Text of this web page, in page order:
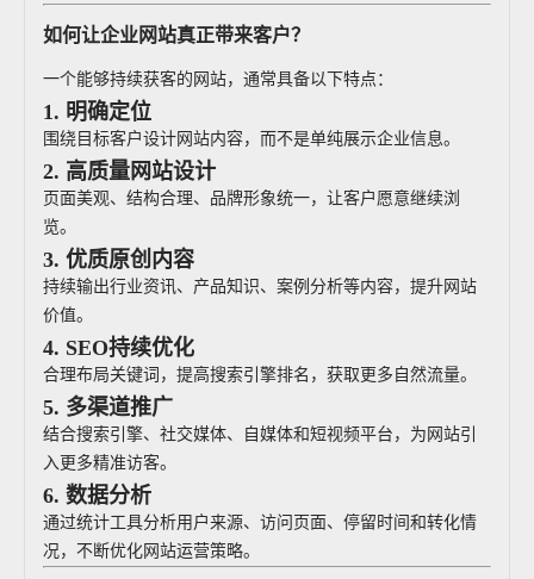
如何让企业网站真正带来客户？
一个能够持续获客的网站，通常具备以下特点：
1. 明确定位
围绕目标客户设计网站内容，而不是单纯展示企业信息。
2. 高质量网站设计
页面美观、结构合理、品牌形象统一，让客户愿意继续浏
览。
3. 优质原创内容
持续输出行业资讯、产品知识、案例分析等内容，提升网站
价值。
4. SEO持续优化
合理布局关键词，提高搜索引擎排名，获取更多自然流量。
5. 多渠道推广
结合搜索引擎、社交媒体、自媒体和短视频平台，为网站引
入更多精准访客。
6. 数据分析
通过统计工具分析用户来源、访问页面、停留时间和转化情
况，不断优化网站运营策略。